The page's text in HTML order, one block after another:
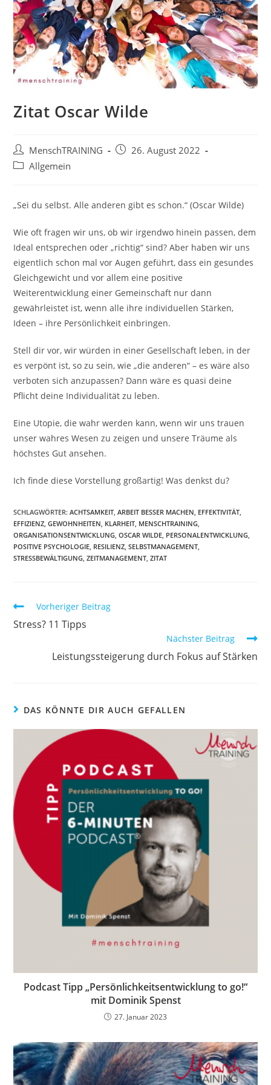
Zitat Oscar Wilde
Beitrags-
Autor:
MenschTRAINING
Beitrag26. August 2022
Beitrags-
Allgemein
„Sei du selbst. Alle anderen gibt es schon.“ (Oscar Wilde)
Wie oft fragen wir uns, ob wir irgendwo hinein passen, dem
Ideal entsprechen oder „richtig“ sind? Aber haben wir uns
eigentlich schon mal vor Augen geführt, dass ein gesundes
Gleichgewicht und vor allem eine positive
Weiterentwicklung einer Gemeinschaft nur dann
gewährleistet ist, wenn alle ihre individuellen Stärken,
Ideen – ihre Persönlichkeit einbringen.
Stell dir vor, wir würden in einer Gesellschaft leben, in der
es verpönt ist, so zu sein, wie „die anderen“ – es wäre also
verboten sich anzupassen? Dann wäre es quasi deine
Pflicht deine Individualität zu leben.
Eine Utopie, die wahr werden kann, wenn wir uns trauen
unser wahres Wesen zu zeigen und unsere Träume als
höchstes Gut ansehen.
Ich finde diese Vorstellung großartig! Was denkst du?
SCHLAGWÖRTER:ACHTSAMKEIT, ARBEIT BESSER MACHEN, EFFEKTIVITÄT,
EFFIZIENZ, GEWOHNHEITEN, KLARHEIT, MENSCHTRAINING,
ORGANISATIONSENTWICKLUNG, OSCAR WILDE, PERSONALENTWICKLUNG,
POSITIVE PSYCHOLOGIE, RESILIENZ, SELBSTMANAGEMENT,
STRESSBEWÄLTIGUNG, ZEITMANAGEMENT, ZITAT
Weitere
ansehen
Vorheriger Beitrag
Stress? 11 Tipps
Nächster Beitrag
Leistungssteigerung durch Fokus auf Stärken
DAS KÖNNTE DIR AUCH GEFALLEN
Podcast Tipp „Persönlichkeitsentwicklung to go!“
mit Dominik Spenst
27. Januar 2023